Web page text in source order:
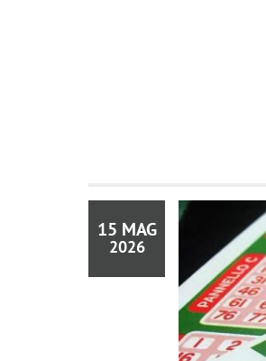
15 MAG
2026